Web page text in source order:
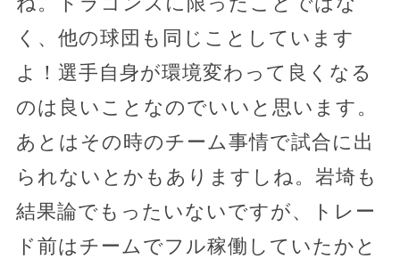
く、他の球団も同じことしています
よ！選手自身が環境変わって良くなる
のは良いことなのでいいと思います。
あとはその時のチーム事情で試合に出
られないとかもありますしね。岩埼も
結果論でもったいないですが、トレー
ド前はチームでフル稼働していたかと